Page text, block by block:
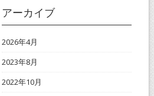
アーカイブ
2026年4月
2023年8月
2022年10月